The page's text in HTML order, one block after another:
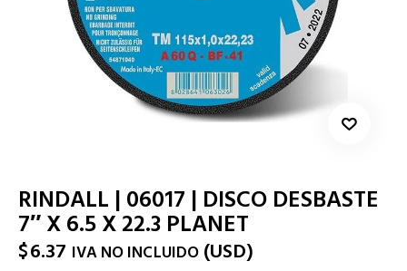
RINDALL | 06017 | DISCO DESBASTE
7″ X 6.5 X 22.3 PLANET
$6.37 IVA NO INCLUIDO (USD)